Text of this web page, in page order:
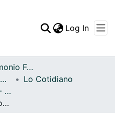
Statistics
Log In
Archivo del Patrimonio Fotográfico y Fílmico del Valle del Cauca
Fondo Archivo del Patrimonio Fotográfico y Fílmico del Valle del Cauca
Lo Cotidiano
APFFVC - Costumbres - Patrimonial
Hermanitos Escobar: Socorro, Delma, Ignacio y Patricia, cada uno con su muñeco de juegos